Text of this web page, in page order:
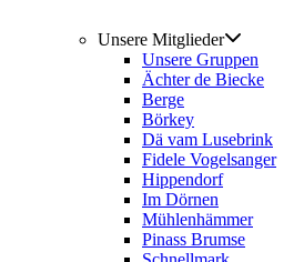
Unsere Mitglieder
Unsere Gruppen
Ächter de Biecke
Berge
Börkey
Dä vam Lusebrink
Fidele Vogelsanger
Hippendorf
Im Dörnen
Mühlenhämmer
Pinass Brumse